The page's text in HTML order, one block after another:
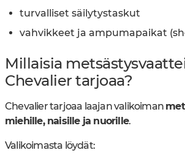
turvalliset säilytystaskut
vahvikkeet ja ampumapaikat
Millaisia
Chevalier tarjoaa?
Chevalier tarjoaa laajan valikoiman
miehille, naisille ja nuorille.
Valikoimasta löydät: